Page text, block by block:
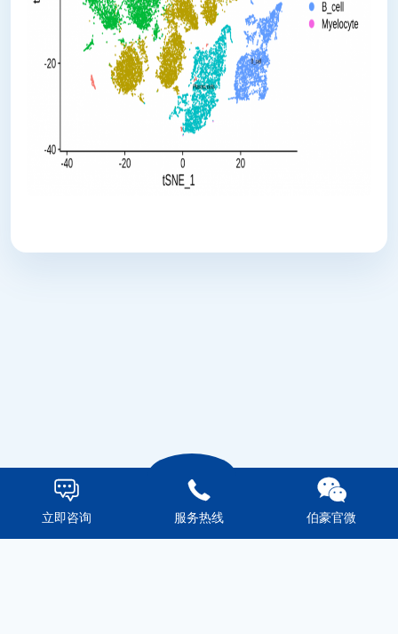

立即咨询

服务热线

伯豪官微